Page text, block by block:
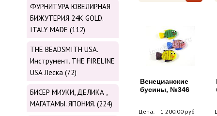
ФУРНИТУРА ЮВЕЛИРНАЯ
БИЖУТЕРИЯ 24К GOLD.
ITALY MADE (112)
THE BEADSMITH USA.
Инструмент. THE FIRELINE
USA Леска (72)
БИСЕР МИУКИ, ДЕЛИКА ,
МАГАТАМЫ. ЯПОНИЯ. (224)
Венецианские
бусины, №346
Цена: 1 200.00 руб